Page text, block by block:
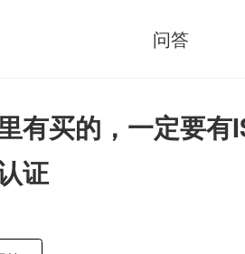
问答
有买的，一定要有
证